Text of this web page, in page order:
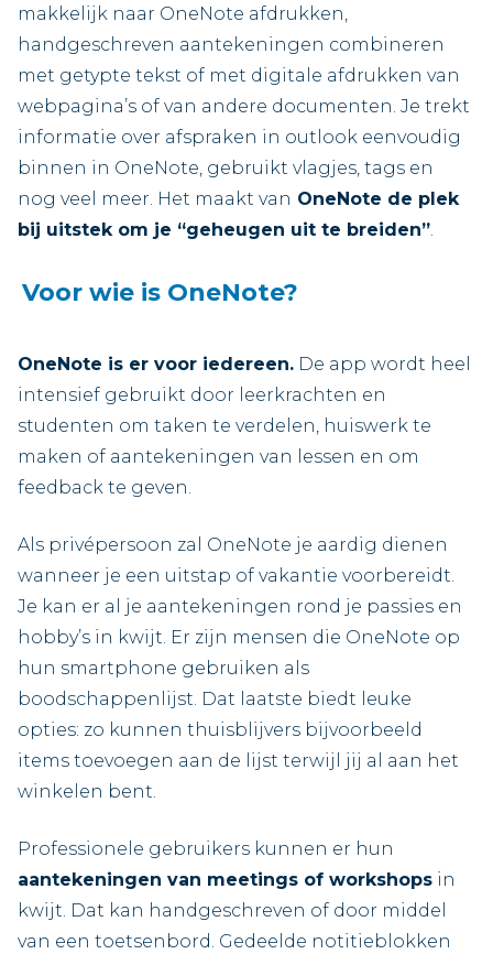
makkelijk naar OneNote afdrukken,
handgeschreven aantekeningen combineren
met getypte tekst of met digitale afdrukken van
webpagina’s of van andere documenten. Je trekt
informatie over afspraken in outlook eenvoudig
binnen in OneNote, gebruikt vlagjes, tags en
nog veel meer. Het maakt van OneNote de plek
bij uitstek om je “geheugen uit te breiden”.
Voor wie is OneNote?
OneNote is er voor iedereen. De app wordt heel
intensief gebruikt door leerkrachten en
studenten om taken te verdelen, huiswerk te
maken of aantekeningen van lessen en om
feedback te geven.
Als privépersoon zal OneNote je aardig dienen
wanneer je een uitstap of vakantie voorbereidt.
Je kan er al je aantekeningen rond je passies en
hobby’s in kwijt. Er zijn mensen die OneNote op
hun smartphone gebruiken als
boodschappenlijst. Dat laatste biedt leuke
opties: zo kunnen thuisblijvers bijvoorbeeld
items toevoegen aan de lijst terwijl jij al aan het
winkelen bent.
Professionele gebruikers kunnen er hun
aantekeningen van meetings of workshops in
kwijt. Dat kan handgeschreven of door middel
van een toetsenbord. Gedeelde notitieblokken